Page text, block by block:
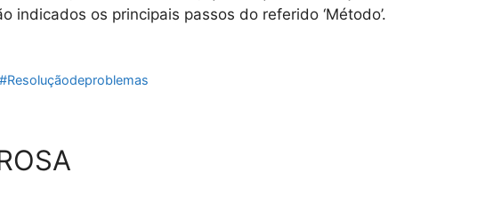
indicados os principais passos do referido ‘Método’.
#Resoluçãodeproblemas